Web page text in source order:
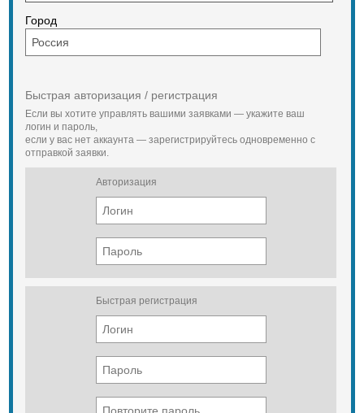
Город
Быстрая авторизация / регистрация
Если вы хотите управлять вашими заявками — укажите ваш
логин и пароль,
если у вас нет аккаунта — зарегистрируйтесь одновременно с
отправкой заявки.
Авторизация
Быстрая регистрация